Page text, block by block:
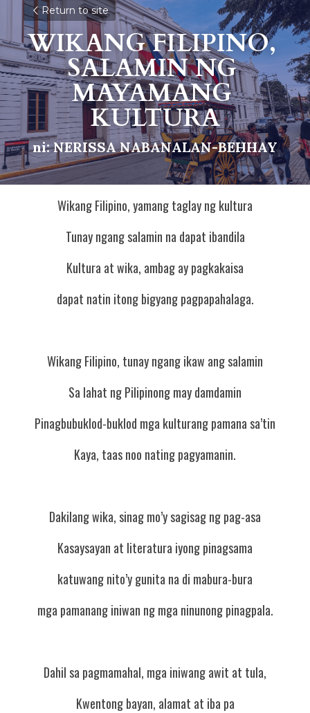
Return to site
WIKANG FILIPINO,
SALAMIN NG
MAYAMANG
KULTURA
ni: NERISSA NABANALAN-BEHHAY
Wikang Filipino, yamang taglay ng kultura
Tunay ngang salamin na dapat ibandila
Kultura at wika, ambag ay pagkakaisa
dapat natin itong bigyang pagpapahalaga.
Wikang Filipino, tunay ngang ikaw ang salamin
Sa lahat ng Pilipinong may damdamin
Pinagbubuklod-buklod mga kulturang pamana sa’tin
Kaya, taas noo nating pagyamanin.
Dakilang wika, sinag mo’y sagisag ng pag-asa
Kasaysayan at literatura iyong pinagsama
katuwang nito’y gunita na di mabura-bura
mga pamanang iniwan ng mga ninunong pinagpala.
Dahil sa pagmamahal, mga iniwang awit at tula,
Kwentong bayan, alamat at iba pa